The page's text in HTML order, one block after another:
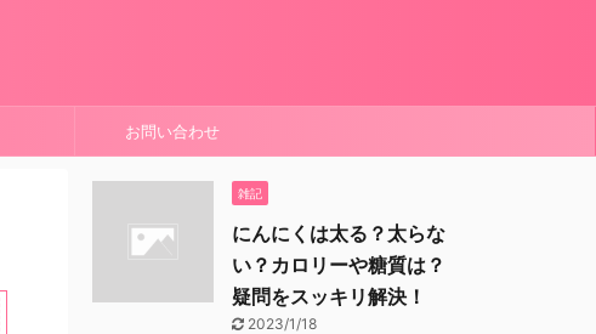
お問い合わせ
雑記
にんにくは太る？太らな
い？カロリーや糖質は？
疑問をスッキリ解決！
2023/1/18